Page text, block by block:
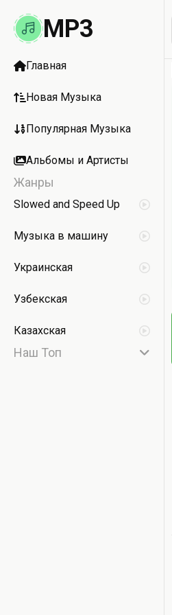
MP3
Главная
Новая Музыка
Популярная Музыка
Альбомы и Артисты
Жанры
Slowed and Speed Up
Музыка в машину
Украинская
Узбекская
Казахская
Наш Топ